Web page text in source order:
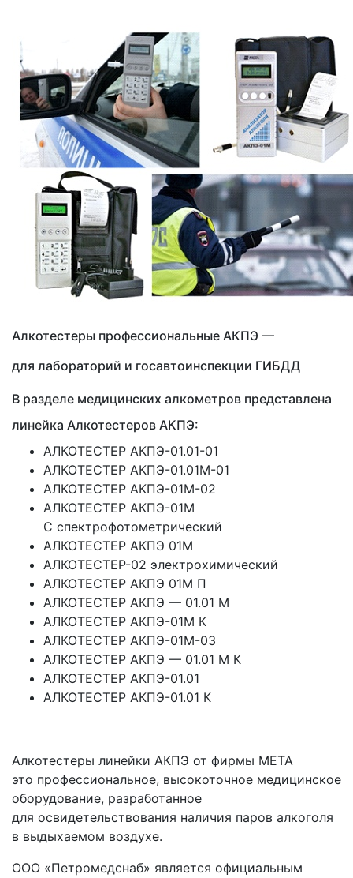
Алкотестеры профессиональные АКПЭ —
для лабораторий и госавтоинспекции ГИБДД
В разделе медицинских алкометров представлена
линейка Алкотестеров АКПЭ:
АЛКОТЕСТЕР АКПЭ-01.01-01
АЛКОТЕСТЕР АКПЭ-01.01М-01
АЛКОТЕСТЕР АКПЭ-01М-02
АЛКОТЕСТЕР АКПЭ-01М
С спектрофотометрический
АЛКОТЕСТЕР АКПЭ 01М
АЛКОТЕСТЕР-02 электрохимический
АЛКОТЕСТЕР АКПЭ 01М П
АЛКОТЕСТЕР АКПЭ — 01.01 М
АЛКОТЕСТЕР АКПЭ-01М К
АЛКОТЕСТЕР АКПЭ-01М-03
АЛКОТЕСТЕР АКПЭ — 01.01 М К
АЛКОТЕСТЕР АКПЭ-01.01
АЛКОТЕСТЕР АКПЭ-01.01 К
Алкотестеры линейки АКПЭ от фирмы МЕТА
это профессиональное, высокоточное медицинское
оборудование, разработанное
для освидетельствования наличия паров алкоголя
в выдыхаемом воздухе.
ООО «Петромедснаб» является официальным